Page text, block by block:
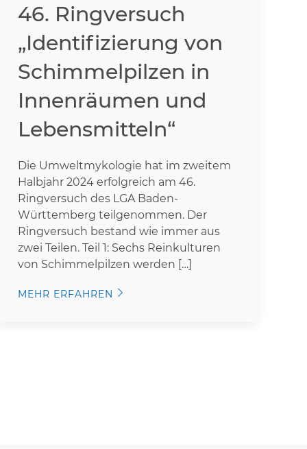
46. Ringversuch
„Identifizierung von
Schimmelpilzen in
Innenräumen und
Lebensmitteln“
Die Umweltmykologie hat im zweitem
Halbjahr 2024 erfolgreich am 46.
Ringversuch des LGA Baden-
Württemberg teilgenommen. Der
Ringversuch bestand wie immer aus
zwei Teilen. Teil 1: Sechs Reinkulturen
von Schimmelpilzen werden […]
MEHR ERFAHREN